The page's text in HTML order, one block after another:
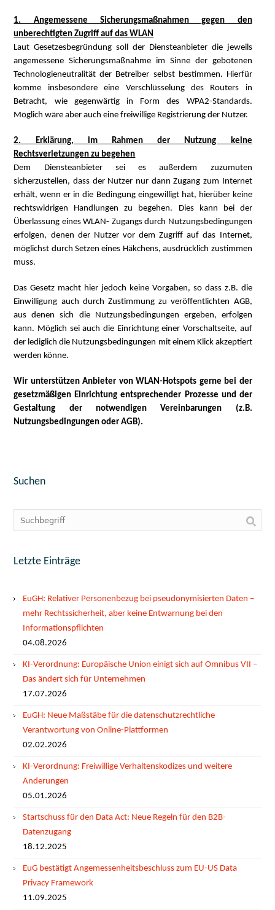
1. Angemessene Sicherungsmaßnahmen gegen den
unberechtigten Zugriff auf das WLAN
Laut Gesetzesbegründung soll der Diensteanbieter die jeweils
angemessene Sicherungsmaßnahme im Sinne der gebotenen
Technologieneutralität der Betreiber selbst bestimmen. Hierfür
komme insbesondere eine Verschlüsselung des Routers in
Betracht, wie gegenwärtig in Form des WPA2-Standards.
Möglich wäre aber auch eine freiwillige Registrierung der Nutzer.
2. Erklärung, im Rahmen der Nutzung keine
Rechtsverletzungen zu begehen
Dem Diensteanbieter sei es außerdem zuzumuten
sicherzustellen, dass der Nutzer nur dann Zugang zum Internet
erhält, wenn er in die Bedingung eingewilligt hat, hierüber keine
rechtswidrigen Handlungen zu begehen. Dies kann bei der
Überlassung eines WLAN- Zugangs durch Nutzungsbedingungen
erfolgen, denen der Nutzer vor dem Zugriff auf das Internet,
möglichst durch Setzen eines Häkchens, ausdrücklich zustimmen
muss.
Das Gesetz macht hier jedoch keine Vorgaben, so dass z.B. die
Einwilligung auch durch Zustimmung zu veröffentlichten AGB,
aus denen sich die Nutzungsbedingungen ergeben, erfolgen
kann. Möglich sei auch die Einrichtung einer Vorschaltseite, auf
der lediglich die Nutzungsbedingungen mit einem Klick akzeptiert
werden könne.
Wir unterstützen Anbieter von WLAN-Hotspots gerne bei der
gesetzmäßigen Einrichtung entsprechender Prozesse und der
Gestaltung der notwendigen Vereinbarungen (z.B.
Nutzungsbedingungen oder AGB).
Suchen
Letzte Einträge
EuGH: Relativer Personenbezug bei pseudonymisierten Daten –
mehr Rechtssicherheit, aber keine Entwarnung bei den
Informationspflichten
04.08.2026
KI-Verordnung: Europäische Union einigt sich auf Omnibus VII –
Das ändert sich für Unternehmen
17.07.2026
EuGH: Neue Maßstäbe für die datenschutzrechtliche
Verantwortung von Online-Plattformen
02.02.2026
KI-Verordnung: Freiwillige Verhaltenskodizes und weitere
Änderungen
05.01.2026
Startschuss für den Data Act: Neue Regeln für den B2B-
Datenzugang
18.12.2025
EuG bestätigt Angemessenheitsbeschluss zum EU-US Data
Privacy Framework
11.09.2025